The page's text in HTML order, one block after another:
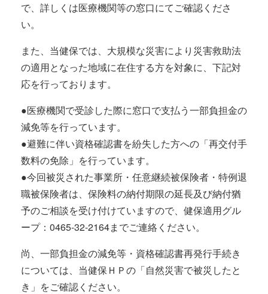
で、詳しくは医療機関等の窓口にてご確認くださ
い。
また、当健保では、大規模な災害により災害救助法
の適用となった地域に在住する方を対象に、下記対
応を行っております。
●医療機関で受診した際に窓口で支払う一部負担金の
減免等を行っています。
●避難に伴い資格確認書を紛失した方への「再交付手
数料の免除」を行っています。
●今回被災された事業所・任意継続被保険者・特例退
職被保険者は、保険料の納付期限の延長及び納付猶
予のご相談を受け付けていますので、健保適用グル
ープ：0465-32-2164までご連絡ください。
尚、一部負担金の減免等・資格確認書再発行手続き
については、当健保ＨＰの「自然災害で被災したと
き」をご確認ください。